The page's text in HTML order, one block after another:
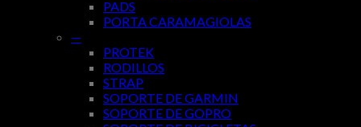
PADS
PORTA CARAMAGIOLAS
—
PROTEK
RODILLOS
STRAP
SOPORTE DE GARMIN
SOPORTE DE GOPRO